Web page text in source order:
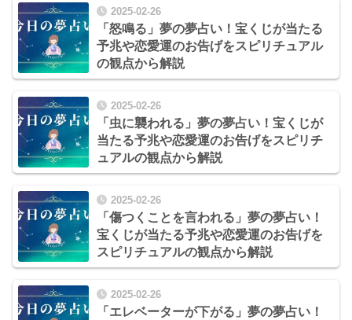
2025-02-26
「怒鳴る」夢の夢占い！宝くじが当たる
予兆や恋愛運のお告げをスピリチュアル
の観点から解説
2025-02-26
「虫に襲われる」夢の夢占い！宝くじが
当たる予兆や恋愛運のお告げをスピリチ
ュアルの観点から解説
2025-02-26
「傷つくことを言われる」夢の夢占い！
宝くじが当たる予兆や恋愛運のお告げを
スピリチュアルの観点から解説
2025-02-26
「エレベーターが下がる」夢の夢占い！